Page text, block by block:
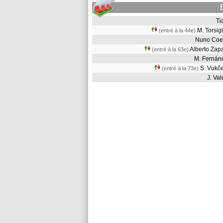
(entré à la 44e) M.
Nuno
(entré à la 63e) Alberto
M.
(entré à la 73e) S.
J.